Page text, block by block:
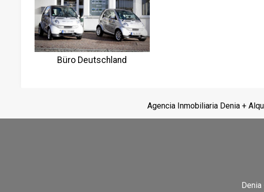
Büro Deutschland
Agencia Inmobiliaria Denia +